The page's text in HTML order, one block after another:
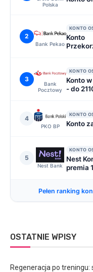
Polska
2
Bank Pekao
KONTO
Konto
3
Bank
Pocztowy
KONTO
Konto
- do
4
PKO BP
KONTO
Konto
5
Nest Bank
KONTO
Nest
premia
Pełen ranking
OSTATNIE WPISY
Regeneracja po